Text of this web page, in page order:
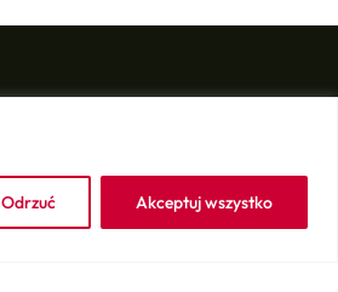
Odrzuć Akceptuj wszystko